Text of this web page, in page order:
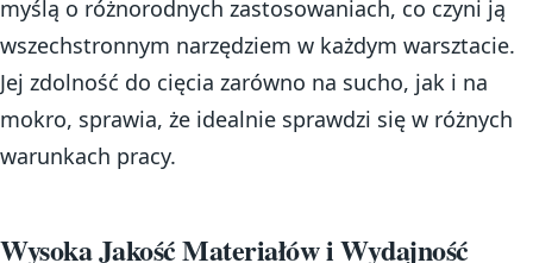
myślą o różnorodnych zastosowaniach, co czyni ją
wszechstronnym narzędziem w każdym warsztacie.
Jej zdolność do cięcia zarówno na sucho, jak i na
mokro, sprawia, że idealnie sprawdzi się w różnych
warunkach pracy.
Wysoka Jakość Materiałów i Wydajność